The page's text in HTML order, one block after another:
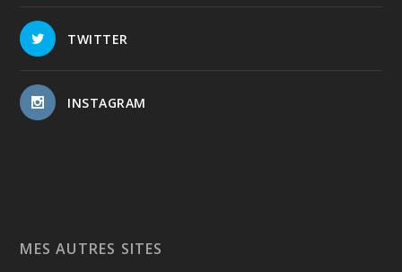
TWITTER
INSTAGRAM
MES AUTRES SITES